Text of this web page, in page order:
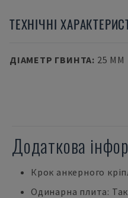
ТЕХНІЧНІ
ДІАМЕТР ГВИНТА: 25 MM
Додаткова
Крок анкерного
Одинарна плита: Так